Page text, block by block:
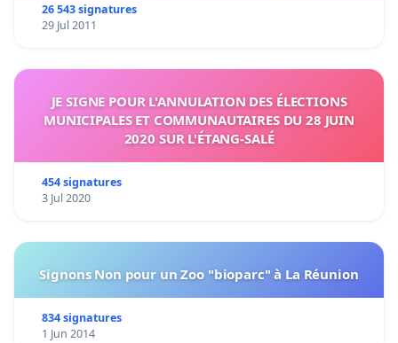
26 543 signatures
29 Jul 2011
JE SIGNE POUR L'ANNULATION DES ÉLECTIONS
MUNICIPALES ET COMMUNAUTAIRES DU 28 JUIN
2020 SUR L'ÉTANG-SALÉ
454 signatures
3 Jul 2020
Signons Non pour un Zoo "bioparc" à La Réunion
834 signatures
1 Jun 2014